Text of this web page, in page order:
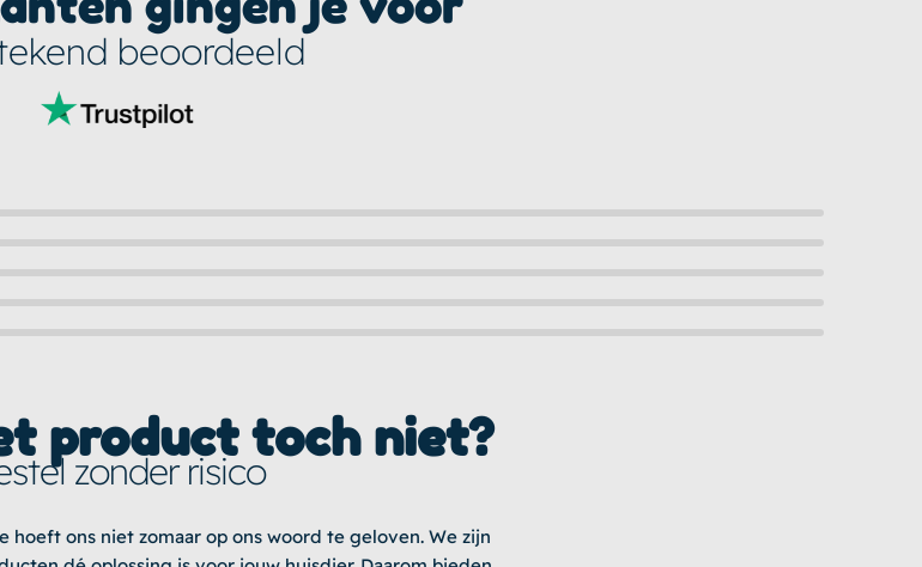
beoordeeld
product toch niet?
zonder risico
hoeft ons niet zomaar op ons woord te geloven. We zijn